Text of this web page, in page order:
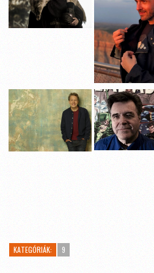
KATEGÓRIÁK: 9